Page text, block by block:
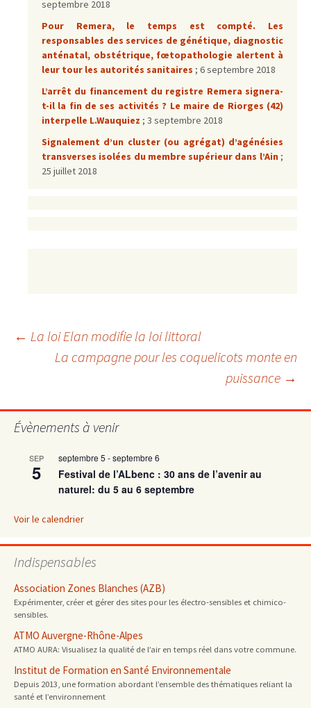
septembre 2018
Pour Remera, le temps est compté. Les
responsables des services de génétique, diagnostic
anténatal, obstétrique, fœtopathologie alertent à
leur tour les autorités sanitaires ; 6 septembre 2018
L’arrêt du financement du registre Remera signera-
t-il la fin de ses activités ? Le maire de Riorges (42)
interpelle L.Wauquiez ; 3 septembre 2018
Signalement d’un cluster (ou agrégat) d’agénésies
transverses isolées du membre supérieur dans l’Ain ;
25 juillet 2018
Navigation
articles
← La loi Elan modifie la loi littoral
La campagne pour les coquelicots monte en
puissance →
Évènements à venir
SEP
5
septembre 5 -septembre 6
Festival de l’ALbenc : 30 ans de l’avenir au
naturel: du 5 au 6 septembre
Voir le calendrier
Indispensables
Association Zones Blanches (AZB)
Expérimenter, créer et gérer des sites pour les électro-sensibles et chimico-
sensibles.
ATMO Auvergne-Rhône-Alpes
ATMO AURA: Visualisez la qualité de l’air en temps réel dans votre commune.
Institut de Formation en Santé Environnementale
Depuis 2013, une formation abordant l’ensemble des thématiques reliant la
santé et l’environnement